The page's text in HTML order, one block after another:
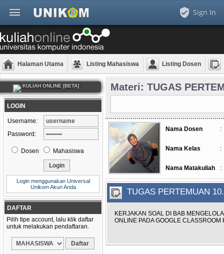
Sign In
Halaman Utama Listing Mahasiswa Listing Dosen
KULIAH ONLINE [BETA]
LOGIN
Username:
Password:
Dosen Mahasiswa
Login menggunakan Universal
Unikom Akun Anda
DAFTAR
Pilih tipe account, lalu klik daftar
untuk melakukan pendaftaran.
Materi: TUGAS
Nama Dosen :
Nama Kelas :
Nama Matakuliah :
TUGAS PERTEMUAN
KERJAKAN SOAL DI BAB
ONLINE PADA GOOGLE